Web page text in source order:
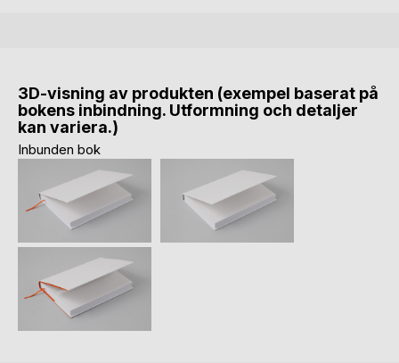
3D-visning av produkten (exempel baserat på
bokens inbindning. Utformning och detaljer
kan variera.)
Inbunden bok